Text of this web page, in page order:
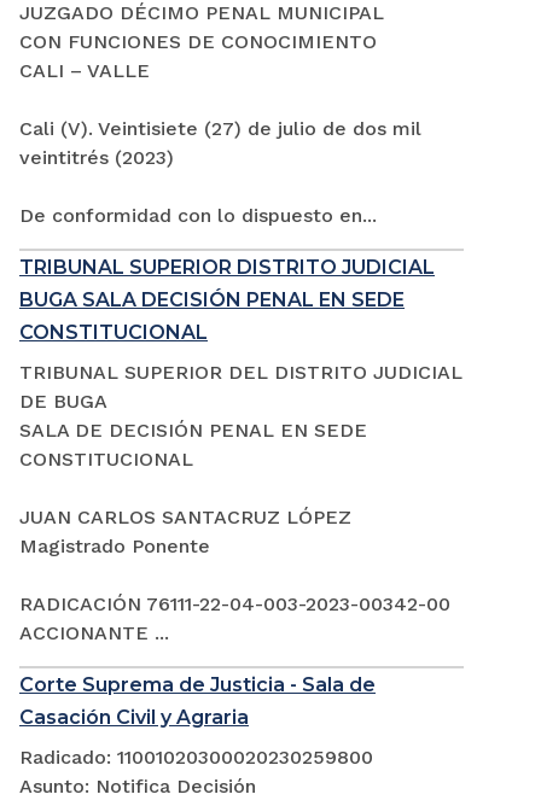
JUZGADO DÉCIMO PENAL MUNICIPAL
CON FUNCIONES DE CONOCIMIENTO
CALI – VALLE
Cali (V). Veintisiete (27) de julio de dos mil
veintitrés (2023)
De conformidad con lo dispuesto en...
TRIBUNAL SUPERIOR DISTRITO JUDICIAL
BUGA SALA DECISIÓN PENAL EN SEDE
CONSTITUCIONAL
TRIBUNAL SUPERIOR DEL DISTRITO JUDICIAL
DE BUGA
SALA DE DECISIÓN PENAL EN SEDE
CONSTITUCIONAL
JUAN CARLOS SANTACRUZ LÓPEZ
Magistrado Ponente
RADICACIÓN 76111-22-04-003-2023-00342-00
ACCIONANTE ...
Corte Suprema de Justicia - Sala de
Casación Civil y Agraria
Radicado: 11001020300020230259800
Asunto: Notifica Decisión